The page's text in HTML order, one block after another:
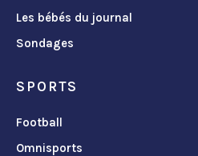
Les bébés du journal
Sondages
SPORTS
Football
Omnisports